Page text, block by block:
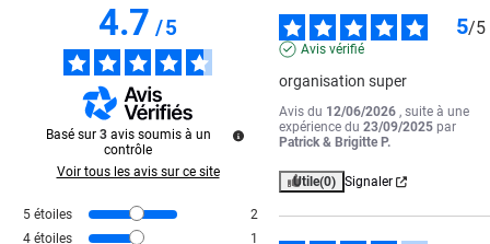
4.7/5
Basé sur 3 avis soumis à un
contrôle
Voir tous les avis sur ce site
5 étoiles
2
4 étoiles 1
5/5
Avis vérifié
organisation super
Avis du 12/06/2026 , suite à une
expérience du23/09/2025 par
Patrick & Brigitte P.
Utile(0) Signaler